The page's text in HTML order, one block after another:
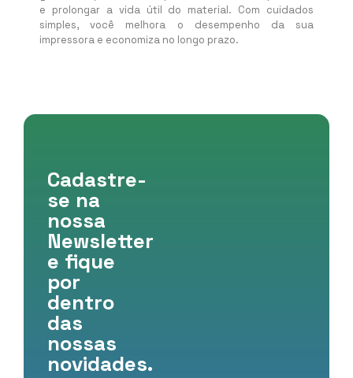
e prolongar a vida útil do material. Com cuidados
simples, você melhora o desempenho da sua
impressora e economiza no longo prazo.
Cadastre-
se na
nossa
Newsletter
e fique
por
dentro
das
nossas
novidades.